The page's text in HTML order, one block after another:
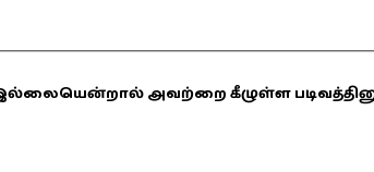
இல்லையென்றால் அவற்றை கீழுள்ள